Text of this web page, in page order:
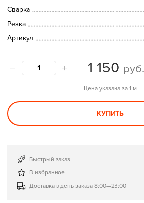
Сварка
Резка
Артикул
1 150 руб.
Цена указана за 1 м
КУПИТЬ
Быстрый заказ
В избранное
Доставка в день заказа 8:00—23:00